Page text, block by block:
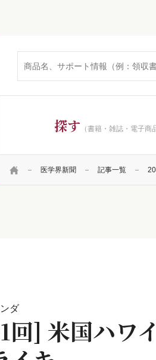
探す （書籍・雑誌・電子商
HOME 医学界新聞 記事一覧
ダ
回] 米国ハワ